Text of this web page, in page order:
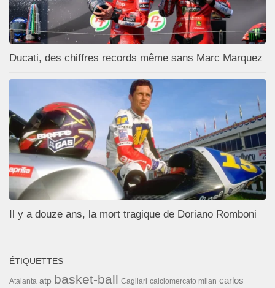
Ducati, des chiffres records même sans Marc Marquez
Il y a douze ans, la mort tragique de Doriano Romboni
ÉTIQUETTES
Atalanta atp basket-ball Cagliari calciomercato milan carlos